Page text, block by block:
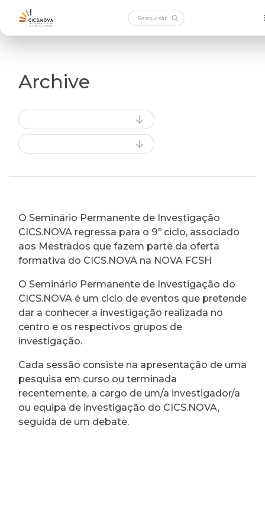
Archive
O Seminário Permanente de Investigação
CICS.NOVA regressa para o 9º ciclo, associado
aos Mestrados que fazem parte da oferta
formativa do CICS.NOVA na NOVA FCSH
O Seminário Permanente de Investigação do
CICS.NOVA é um ciclo de eventos que pretende
dar a conhecer a investigação realizada no
centro e os respectivos grupos de
investigação.
Cada sessão consiste na apresentação de uma
pesquisa em curso ou terminada
recentemente, a cargo de um/a investigador/a
ou equipa de investigação do CICS.NOVA,
seguida de um debate.